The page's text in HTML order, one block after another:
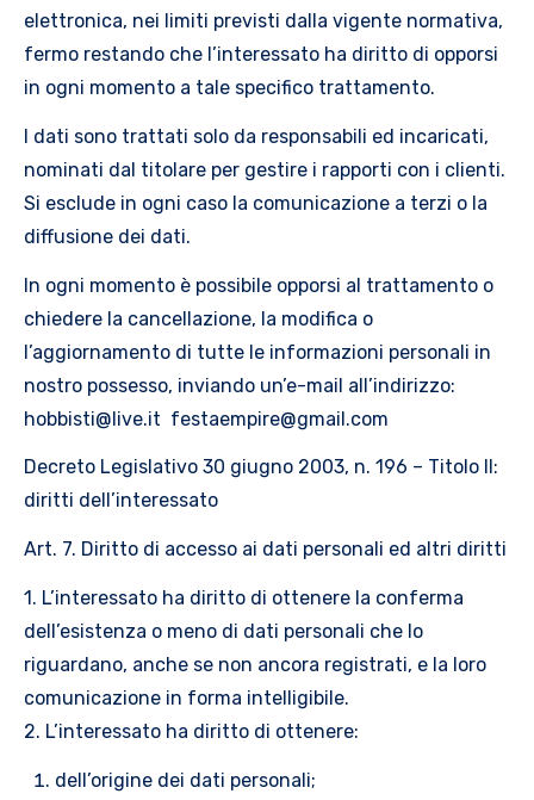
elettronica, nei limiti previsti dalla vigente normativa,
fermo restando che l’interessato ha diritto di opporsi
in ogni momento a tale specifico trattamento.
I dati sono trattati solo da responsabili ed incaricati,
nominati dal titolare per gestire i rapporti con i clienti.
Si esclude in ogni caso la comunicazione a terzi o la
diffusione dei dati.
In ogni momento è possibile opporsi al trattamento o
chiedere la cancellazione, la modifica o
l’aggiornamento di tutte le informazioni personali in
nostro possesso, inviando un’e-mail all’indirizzo:
hobbisti@live.it festaempire@gmail.com
Decreto Legislativo 30 giugno 2003, n. 196 – Titolo II:
diritti dell’interessato
Art. 7. Diritto di accesso ai dati personali ed altri diritti
1. L’interessato ha diritto di ottenere la conferma
dell’esistenza o meno di dati personali che lo
riguardano, anche se non ancora registrati, e la loro
comunicazione in forma intelligibile.
2. L’interessato ha diritto di ottenere:
dell’origine dei dati personali;